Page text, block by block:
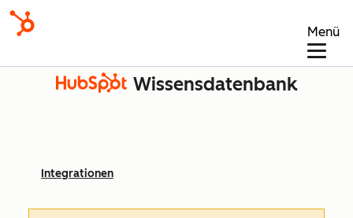
Menü
Wissensdatenbank
Integrationen